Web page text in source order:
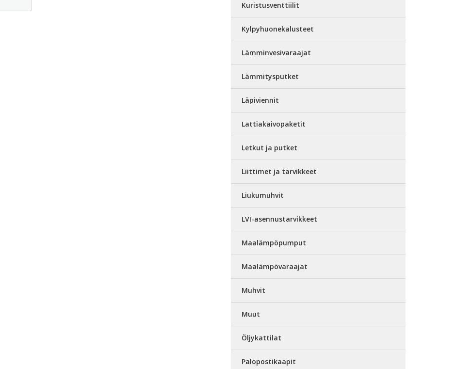
Kuristusventtiilit
Kylpyhuonekalusteet
Lämminvesivaraajat
Lämmitysputket
Läpiviennit
Lattiakaivopaketit
Letkut ja putket
Liittimet ja tarvikkeet
Liukumuhvit
LVI-asennustarvikkeet
Maalämpöpumput
Maalämpövaraajat
Muhvit
Muut
Öljykattilat
Palopostikaapit